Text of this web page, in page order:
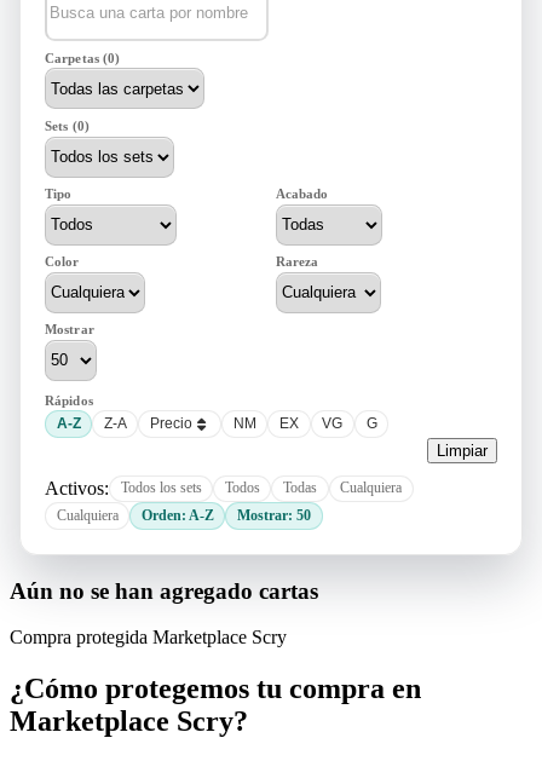
Carpetas (0)
Sets (0)
Tipo Acabado
Color Rareza
Mostrar
Rápidos
A-Z Z-A Precio NM EX VG G
Limpiar
Activos: Todos los sets Todos Todas
Cualquiera
Cualquiera
Orden: A-Z Mostrar: 50
Aún no se han agregado cartas
Compra protegida Marketplace Scry
¿Cómo protegemos tu compra en
Marketplace Scry?